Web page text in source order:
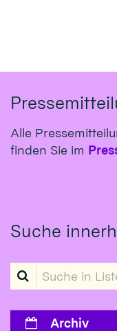
Alle
finden Sie im
Suche
Suche in Liste
Archiv